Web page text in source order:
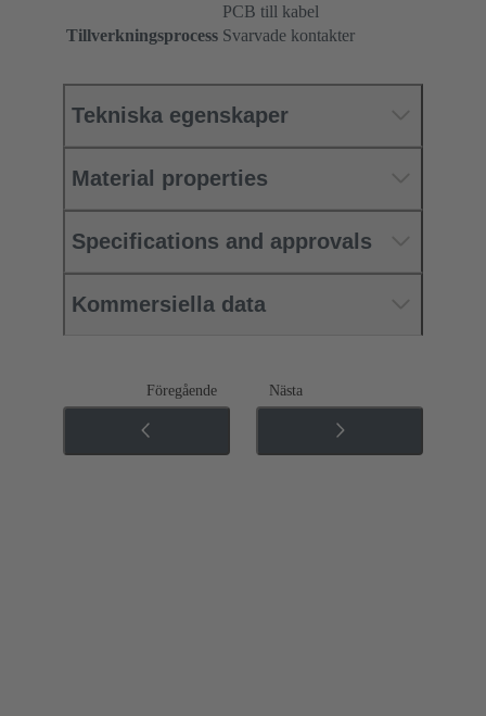
PCB till kabel
Tillverkningsprocess Svarvade kontakter
Tekniska egenskaper
Material properties
Specifications and approvals
Kommersiella data
Föregående Nästa